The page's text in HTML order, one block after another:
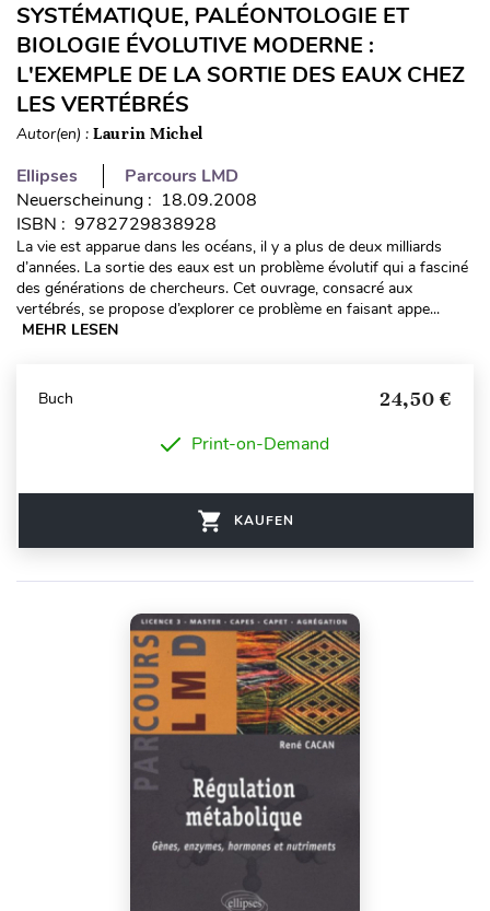
SYSTÉMATIQUE, PALÉONTOLOGIE ET
BIOLOGIE ÉVOLUTIVE MODERNE :
L'EXEMPLE DE LA SORTIE DES EAUX CHEZ
LES VERTÉBRÉS
Autor(en) : Laurin Michel
Ellipses
Parcours LMD
Neuerscheinung : 18.09.2008
ISBN : 9782729838928
La vie est apparue dans les océans, il y a plus de deux milliards
d’années. La sortie des eaux est un problème évolutif qui a fasciné
des générations de chercheurs. Cet ouvrage, consacré aux
vertébrés, se propose d’explorer ce problème en faisant appe...
MEHR LESEN
Buch 24,50 €
Print-on-Demand
KAUFEN